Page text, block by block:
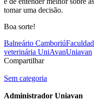
tomar uma decisão.
Boa sorte!
Balneário Camboriú
veterinária UniAvanUniavan
Compartilhar
Sem categoria
Administrador Uniavan